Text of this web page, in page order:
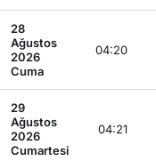
28
Ağustos
2026
Cuma
04:20
29
Ağustos
2026
Cumartesi
04:21